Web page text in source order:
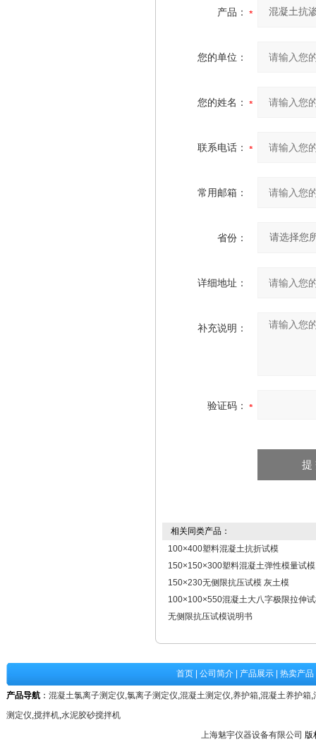
产品：
您的单位：
您的姓名：
联系电话：
常用邮箱：
省份：
详细地址：
补充说明：
验证码：
相关同类产品：
100×400塑料混凝土抗折试模
150×150×300塑料混凝土弹性模量试模
150×230无侧限抗压试模 灰土模
100×100×550混凝土大八字极限拉伸
无侧限抗压试模说明书
首页 公司简介 产品展示 热卖产品
产品导航 ： 混凝土氯离子测定仪,氯离子测定仪,混凝土测定仪,养护箱,混凝土养护箱,
测定仪,搅拌机,水泥胶砂搅拌机
上海魅宇仪器设备有限公司 版